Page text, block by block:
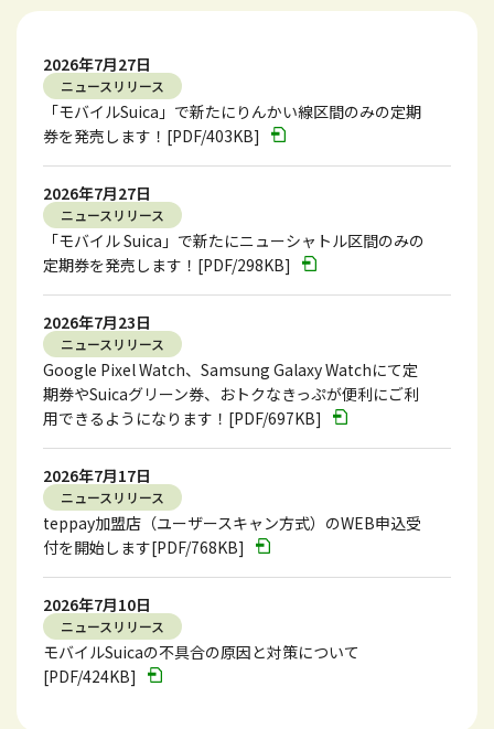
2026年7月27日
ニュースリリース
「モバイルSuica」で新たにりんかい線区間のみの定期
券を発売します！[PDF/403KB]
2026年7月27日
ニュースリリース
「モバイル Suica」で新たにニューシャトル区間のみの
定期券を発売します！[PDF/298KB]
2026年7月23日
ニュースリリース
Google Pixel Watch、Samsung Galaxy Watchにて定
期券やSuicaグリーン券、おトクなきっぷが便利にご利
用できるようになります！[PDF/697KB]
2026年7月17日
ニュースリリース
teppay加盟店（ユーザースキャン方式）のWEB申込受
付を開始します[PDF/768KB]
2026年7月10日
ニュースリリース
モバイルSuicaの不具合の原因と対策について
[PDF/424KB]